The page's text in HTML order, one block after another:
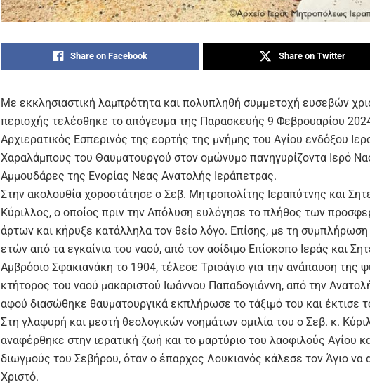
Share on Facebook Share on Twitter
Με εκκλησιαστική λαμπρότητα και πολυπληθή συμμετοχή ευσεβών
περιοχής τελέσθηκε το απόγευμα της Παρασκευής 9 Φεβρουαρίου
Αρχιερατικός Εσπερινός της εορτής της μνήμης του Αγίου ενδόξου
Χαραλάμπους του Θαυματουργού στον ομώνυμο πανηγυρίζοντα Ιερό
Αμμουδάρες της Ενορίας Νέας Ανατολής Ιεράπετρας.
Στην ακολουθία χοροστάτησε ο Σεβ. Μητροπολίτης Ιεραπύτνης και
Kύριλλος, ο οποίος πριν την Απόλυση ευλόγησε το πλήθος των
άρτων και κήρυξε κατάλληλα τον θείο λόγο. Επίσης, με τη
ετών από τα εγκαίνια του ναού, από τον αοίδιμο Επίσκοπο Ιεράς και
Αμβρόσιο Σφακιανάκη το 1904, τέλεσε Τρισάγιο για την ανάπαυση της
κτήτορος του ναού μακαριστού Ιωάννου Παπαδογιάννη, από την
αφού διασώθηκε θαυματουργικά εκπλήρωσε το τάξιμό του και έκτισε
Στη γλαφυρή και μεστή θεολογικών νοημάτων ομιλία του ο Σεβ. κ.
αναφέρθηκε στην ιερατική ζωή και το μαρτύριο του λαοφιλούς Αγίου
διωγμούς του Σεβήρου, όταν ο έπαρχος Λουκιανός κάλεσε τον Άγιο να
Χριστό.